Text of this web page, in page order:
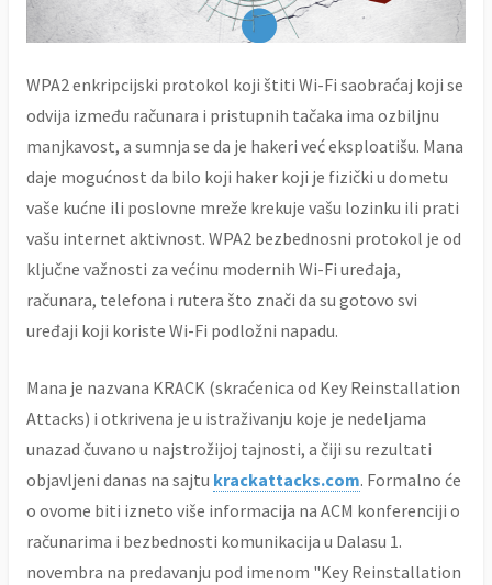
WPA2 enkripcijski protokol koji štiti Wi-Fi saobraćaj koji se
odvija između računara i pristupnih tačaka ima ozbiljnu
manjkavost, a sumnja se da je hakeri već eksploatišu. Mana
daje mogućnost da bilo koji haker koji je fizički u dometu
vaše kućne ili poslovne mreže krekuje vašu lozinku ili prati
vašu internet aktivnost. WPA2 bezbednosni protokol je od
ključne važnosti za većinu modernih Wi-Fi uređaja,
računara, telefona i rutera što znači da su gotovo svi
uređaji koji koriste Wi-Fi podložni napadu.
Mana je nazvana KRACK (skraćenica od Key Reinstallation
Attacks) i otkrivena je u istraživanju koje je nedeljama
unazad čuvano u najstrožijoj tajnosti, a čiji su rezultati
objavljeni danas na sajtu krackattacks.com. Formalno će
o ovome biti izneto više informacija na ACM konferenciji o
računarima i bezbednosti komunikacija u Dalasu 1.
novembra na predavanju pod imenom "Key Reinstallation